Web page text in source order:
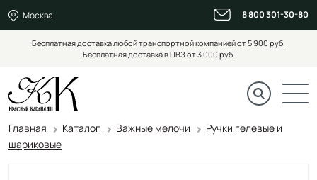
Москва 8 800 301-30-80
Бесплатная доставка любой транспортной компанией от 5 900 руб.
Бесплатная доставка в ПВЗ от 3 000 руб.
Главная Каталог Важные мелочи
Ручки гелевые и
шариковые